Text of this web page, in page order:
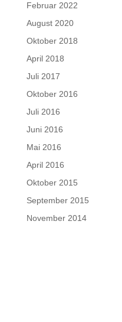
Februar 2022
August 2020
Oktober 2018
April 2018
Juli 2017
Oktober 2016
Juli 2016
Juni 2016
Mai 2016
April 2016
Oktober 2015
September 2015
November 2014